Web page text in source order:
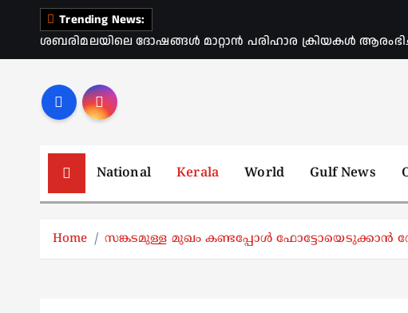
Trending News:
ശബരിമലയിലെ ദോഷങ്ങൾ മാറ്റാൻ പരിഹാര ക്രിയകൾ
National Kerala World Gulf News
Home സങ്കടമുള്ള മുഖം കണ്ടപ്പോൾ ഫോട്ടോയെടുക്കാൻ